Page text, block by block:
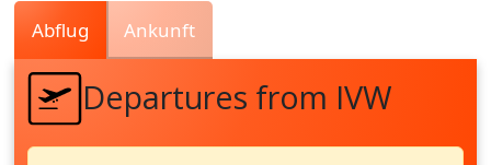
Abflug Ankunft
Departures from IVW